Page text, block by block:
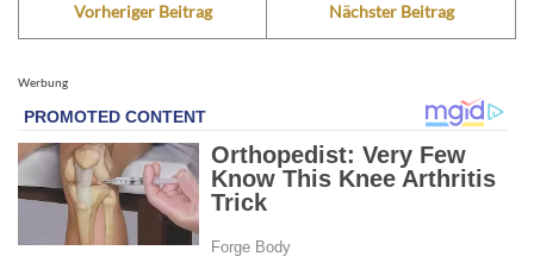
Vorheriger Beitrag Nächster Beitrag
Werbung